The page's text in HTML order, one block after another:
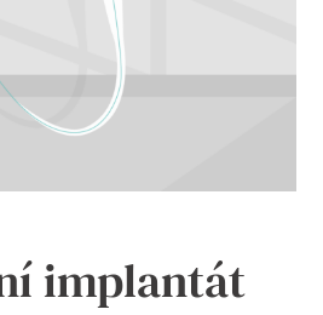
implantát